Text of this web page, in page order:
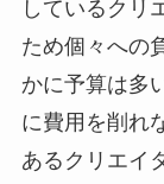
しているクリ
ため個々への
かに予算は多
に費用を削れ
あるクリエイ